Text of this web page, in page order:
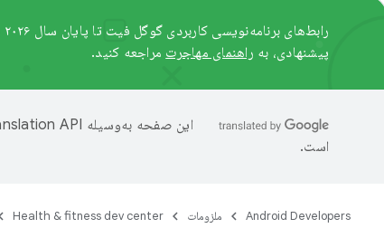
پیشنهادی، به راهنمای مهاجرت مراجعه کنید.
این صفحه به‌وسیله
است.
Android Developers ملزومات Health & fitness dev center